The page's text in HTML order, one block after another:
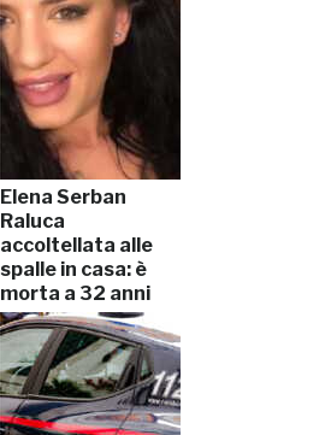
Elena Serban
Raluca
accoltellata alle
spalle in casa: è
morta a 32 anni